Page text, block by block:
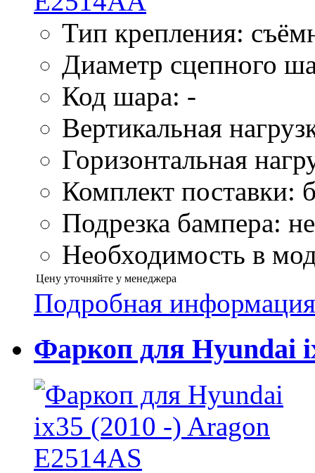
Тип крепления:
Диаметр сцепного
Код шара: -
Вертикальная
Горизонтальная
Комплект поставки:
Подрезка бампера:
Необходимость в
Цену уточняйте у менеджера
Подробная информация
Фаркоп для Hyundai